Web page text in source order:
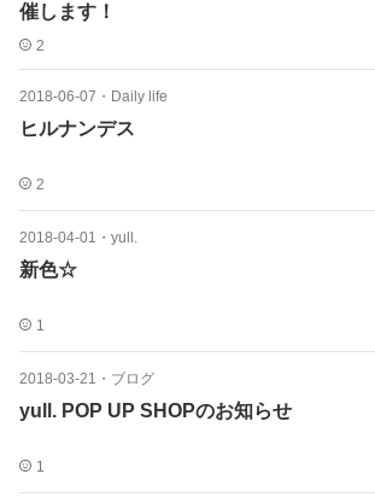
催します！
2
2018-06-07 ・ Daily life
ヒルナンデス
2
2018-04-01 ・ yull.
新色☆
1
2018-03-21 ・ ブログ
yull. POP UP SHOPのお知らせ
1